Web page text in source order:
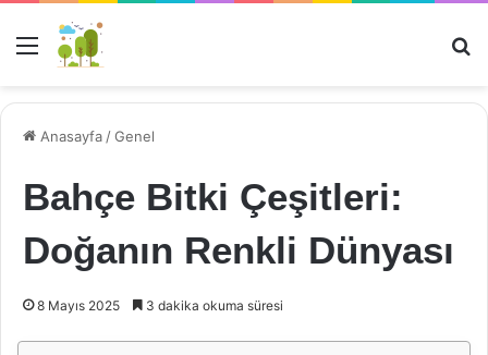
Menü
Anasayfa /Genel
Bahçe Bitki Çeşitleri:
Doğanın Renkli Dünyası
8 Mayıs 2025 3 dakika okuma süresi